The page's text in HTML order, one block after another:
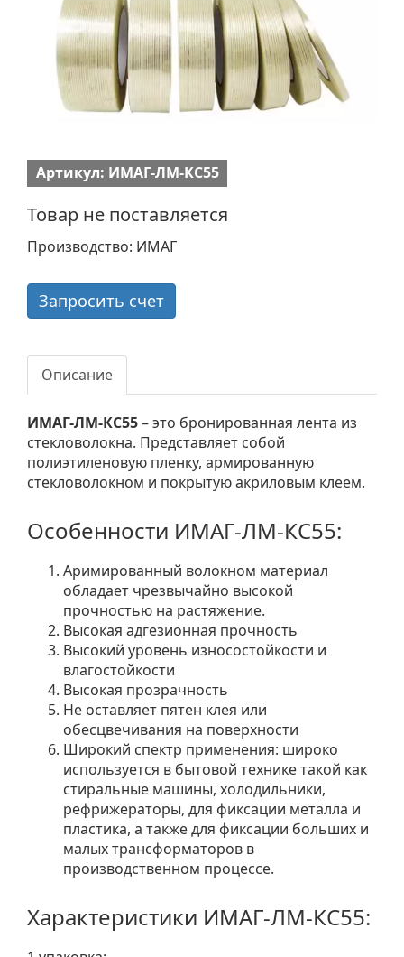
Артикул: ИМАГ-ЛМ-КС55
Товар не поставляется
Производство: ИМАГ
Запросить счет
Описание
ИМАГ-ЛМ-КС55– это бронированная лента из
стекловолокна. Представляет собой
полиэтиленовую пленку, армированную
стекловолокном и покрытую акриловым клеем.
Особенности ИМАГ-ЛМ-КС55:
Аримированный волокном материал
обладает чрезвычайно высокой
прочностью на растяжение.
Высокая адгезионная прочность
Высокий уровень износостойкости и
влагостойкости
Высокая прозрачность
Не оставляет пятен клея или
обесцвечивания на поверхности
Широкий спектр применения: широко
используется в бытовой технике такой как
стиральные машины, холодильники,
рефрижераторы, для фиксации металла и
пластика, а также для фиксации больших и
малых трансформаторов в
производственном процессе.
Характеристики ИМАГ-ЛМ-КС55: